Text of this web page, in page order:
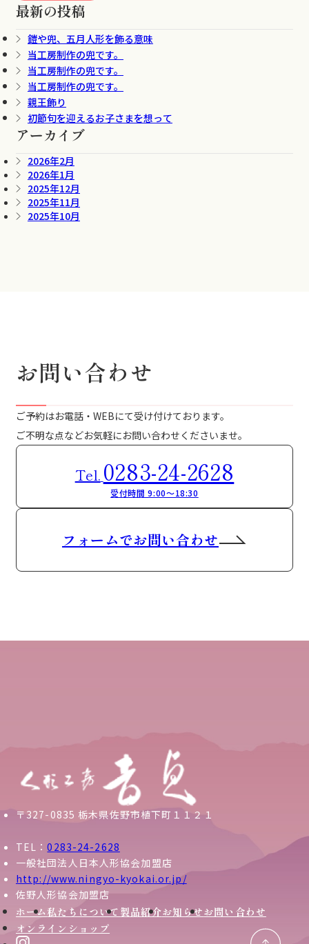
最新の投稿
鎧や兜、五月人形を飾る意味
当工房制作の兜です。
当工房制作の兜です。
当工房制作の兜です。
親王飾り
初節句を迎えるお子さまを想って
アーカイブ
2026年2月
2026年1月
2025年12月
2025年11月
2025年10月
お問い合わせ
ご予約はお電話・WEBにて受け付けております。
ご不明な点などお気軽にお問い合わせくださいませ。
Tel. 0283-24-2628
受付時間 9:00～18:30
フォームでお問い合わせ
〒327-0835 栃木県佐野市植下町１１２１
TEL：0283-24-2628
一般社団法人日本人形協会加盟店
http://www.ningyo-kyokai.or.jp/
佐野人形協会加盟店
ホーム私たちについて 製品紹介お知らせお問い合わせ
オンラインショップ